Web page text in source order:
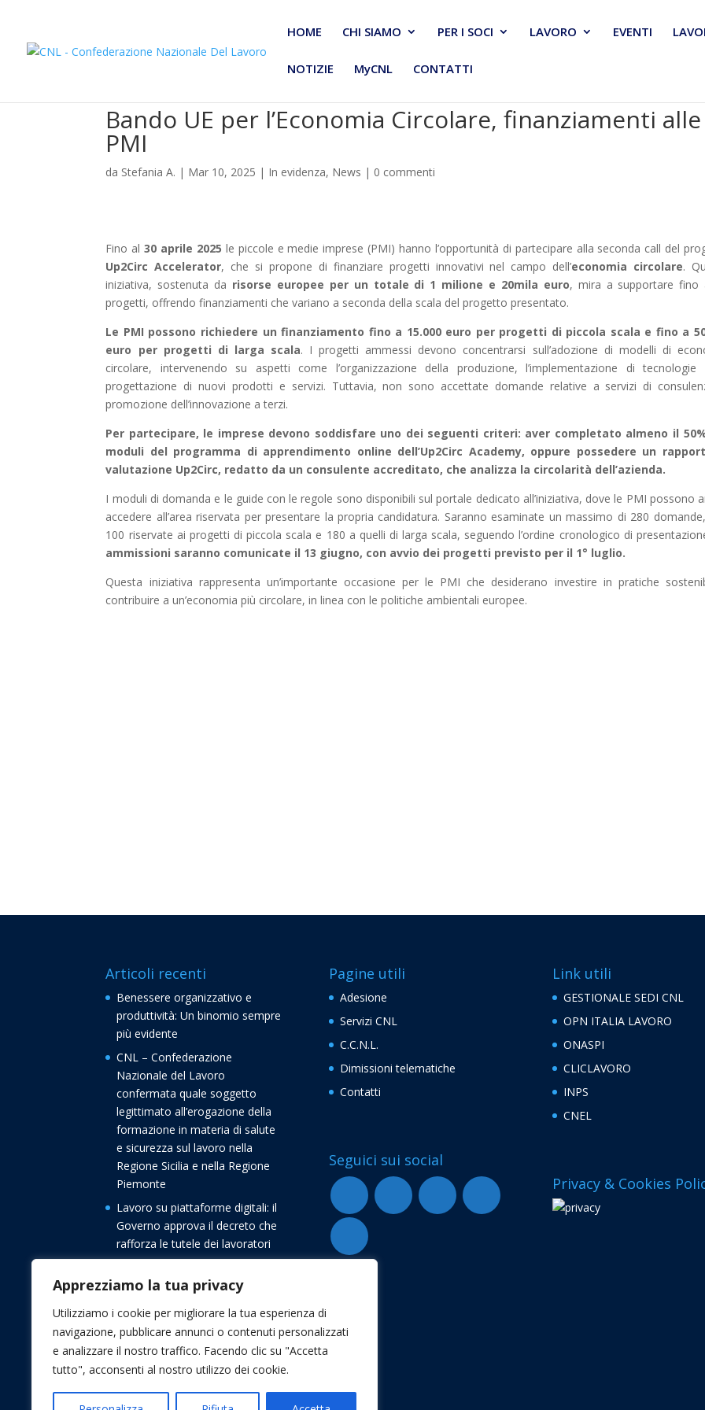
Apprezziamo la tua privacy
Utilizziamo i cookie per migliorare la tua esperienza di
navigazione, pubblicare annunci o contenuti personalizzati
e analizzare il nostro traffico. Facendo clic su "Accetta
tutto", acconsenti al nostro utilizzo dei cookie.
HOME CHI SIAMO PER I SOCI LAVORO EVENTI
NOTIZIE MyCNL CONTATTI
Bando UE per l’Economia Circolare, finanziamenti alle
PMI
da Stefania A. | Mar 10, 2025 | In evidenza, News | 0 commenti
Fino al30 aprile 2025 le piccole e medie imprese (PMI) hanno l’opportunità di partecipare alla seconda call del
Up2Circ Accelerator, che si propone di finanziare progetti innovativi nel campo dell’economia circolare.
iniziativa, sostenuta da risorse europee per un totale di 1 milione e 20mila euro, mira a supportare fino
progetti, offrendo finanziamenti che variano a seconda della scala del progetto presentato.
Le PMI possono richiedere un finanziamento fino a 15.000 euro per progetti di piccola scala e fino a
euro per progetti di larga scala. I progetti ammessi devono concentrarsi sull’adozione di modelli di
circolare, intervenendo su aspetti come l’organizzazione della produzione, l’implementazione di
progettazione di nuovi prodotti e servizi. Tuttavia, non sono accettate domande relative a servizi di
promozione dell’innovazione a terzi.
Per partecipare, le imprese devono soddisfare uno dei seguenti criteri: aver completato almeno il
moduli del programma di apprendimento online dell’Up2Circ Academy, oppure possedere un
valutazione Up2Circ, redatto da un consulente accreditato, che analizza la circolarità dell’azienda.
I moduli di domanda e le guide con le regole sono disponibili sul portale dedicato all’iniziativa, dove le PMI possono
accedere all’area riservata per presentare la propria candidatura. Saranno esaminate un massimo di 280
100 riservate ai progetti di piccola scala e 180 a quelli di larga scala, seguendo l’ordine cronologico di
ammissioni saranno comunicate il 13 giugno, con avvio dei progetti previsto per il 1° luglio.
Questa iniziativa rappresenta un’importante occasione per le PMI che desiderano investire in pratiche
contribuire a un’economia più circolare, in linea con le politiche ambientali europee.
Articoli recenti
Benessere organizzativo e
produttività: Un binomio sempre
più evidente
CNL – Confederazione
Nazionale del Lavoro
confermata quale soggetto
legittimato all’erogazione della
formazione in materia di salute
e sicurezza sul lavoro nella
Regione Sicilia e nella Regione
Piemonte
Lavoro su piattaforme digitali: il
Governo approva il decreto che
rafforza le tutele dei lavoratori
Confederazione Nazionale del
Transizione 5.0, avvio delle
comunicazioni di conferma degli
investimenti
Pagine utili
Adesione
Servizi CNL
C.C.N.L.
Dimissioni telematiche
Contatti
Seguici sui social
Link utili
GESTIONALE SEDI CNL
OPN ITALIA LAVORO
ONASPI
CLICLAVORO
INPS
CNEL
Privacy & Cookies